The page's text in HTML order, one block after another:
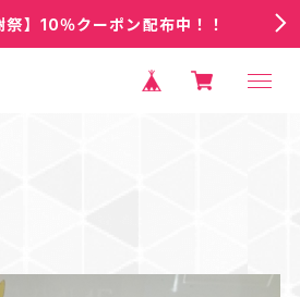
祭】10％クーポン配布中！！